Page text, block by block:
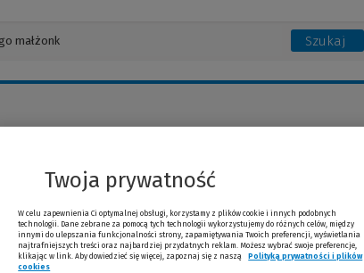
Szukaj
Rudin
Twoja prywatność
W celu zapewnienia Ci optymalnej obsługi, korzystamy z plików cookie i innych podobnych
technologii. Dane zebrane za pomocą tych technologii wykorzystujemy do różnych celów, między
innymi do ulepszania funkcjonalności strony, zapamiętywania Twoich preferencji, wyświetlania
najtrafniejszych treści oraz najbardziej przydatnych reklam. Możesz wybrać swoje preferencje,
klikając w link. Aby dowiedzieć się więcej, zapoznaj się z naszą
Polityką prywatności i plików
cookies